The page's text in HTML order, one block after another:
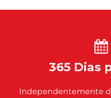
365 Dias
Independentemente